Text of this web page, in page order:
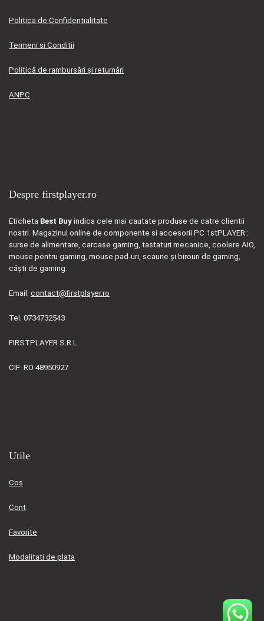
Politica de Confidentialitate
Termeni si Conditii
Politică de rambursări și returnări
ANPC
Despre firstplayer.ro
Eticheta Best Buy indica cele mai cautate produse de catre clientii
nostri. Magazinul online de componente si accesorii PC 1stPLAYER :
surse de alimentare, carcase gaming, tastaturi mecanice, coolere AIO,
mouse pentru gaming, mouse pad-uri, scaune și birouri de gaming,
căști de gaming.
Email: contact@firstplayer.ro
Tel. 0734732543
FIRSTPLAYER S.R.L.
CIF: RO 48950927
Utile
Cos
Cont
Favorite
Modalitati de plata